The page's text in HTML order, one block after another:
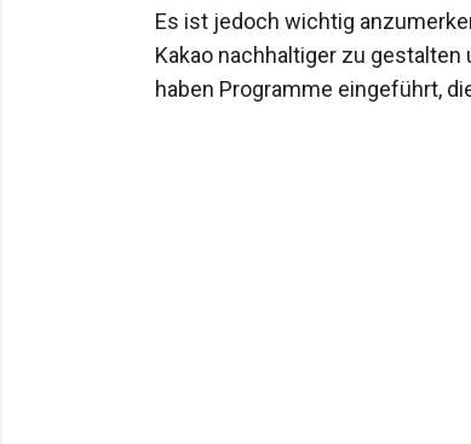
Es ist jedoch wichtig
Kakao nachhaltiger zu
haben Programme eingeführt,